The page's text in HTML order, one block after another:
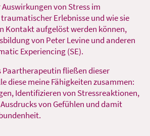
von Stress im
Erlebnisse und wie sie
Kontakt aufgelöst werden können,
von Peter Levine und anderen
Experiencing (SE).
Paartherapeutin fließen dieser
diese meine Fähigkeiten zusammen:
Identifizieren von Stressreaktionen,
von Gefühlen und damit